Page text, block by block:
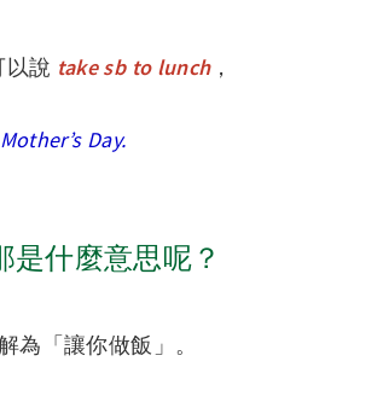
以說 take sb to lunch，
Day.
什麼意思呢？
為「讓你做飯」。